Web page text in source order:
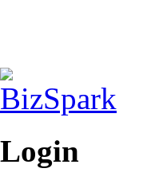
Login